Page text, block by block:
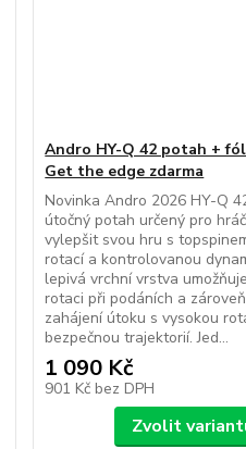
Andro HY-Q 42 potah +
Get the edge zdarma
Novinka Andro 2026 HY-Q
útočný potah určený pro
vylepšit svou hru s
rotací a kontrolovanou
lepivá vrchní vrstva
rotaci při podáních a
zahájení útoku s vysokou
bezpečnou trajektorií. Jed...
1 090 Kč
901 Kč bez DPH
Zvolit